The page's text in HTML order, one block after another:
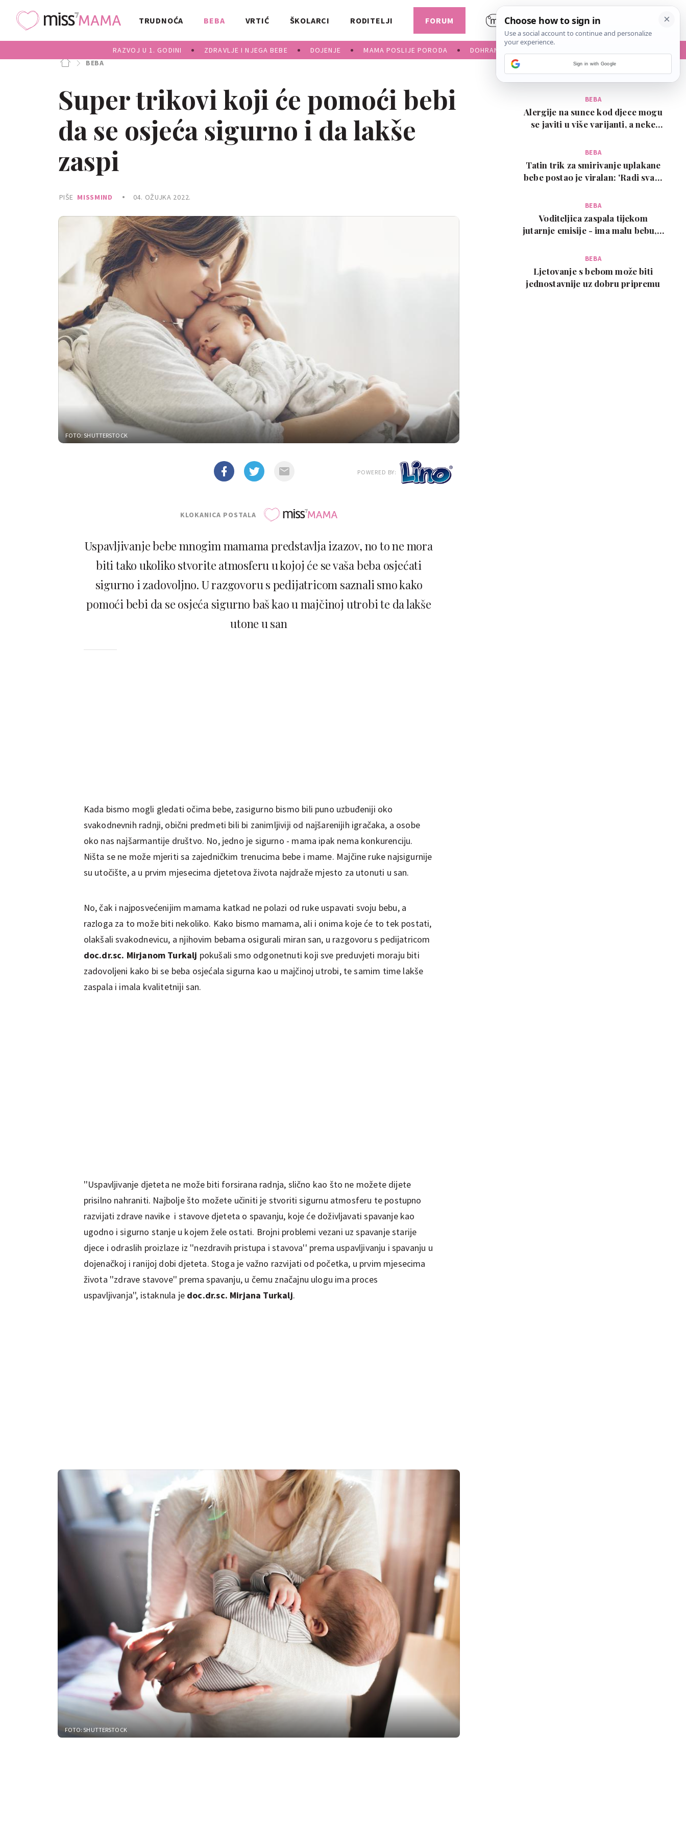
TRUDNOĆA BEBA
RAZVOJ U 1. GODINI ZDRAVLJE I NJEGA BEBE DOJENJE MAMA POSLIJE PORODA DOHRANA
VRTIĆ ŠKOLARCI RODITELJI FORUM
BEBA
Super trikovi koji će pomoći bebi
da se osjeća sigurno i da lakše
zaspi
PIŠE MISSMIND 04. OŽUJKA 2022.
FOTO: SHUTTERSTOCK
POWERED BY:
KLOKANICA POSTALA
Uspavljivanje bebe mnogim mamama predstavlja izazov, no to ne mora
biti tako ukoliko stvorite atmosferu u kojoj će se vaša beba osjećati
sigurno i zadovoljno. U razgovoru s pedijatricom saznali smo kako
pomoći bebi da se osjeća sigurno baš kao u majčinoj utrobi te da lakše
utone u san
Kada bismo mogli gledati očima bebe, zasigurno bismo bili puno uzbuđeniji oko
svakodnevnih radnji, obični predmeti bili bi zanimljiviji od najšarenijih igračaka, a osobe
oko nas najšarmantije društvo. No, jedno je sigurno - mama ipak nema konkurenciju.
Ništa se ne može mjeriti sa zajedničkim trenucima bebe i mame. Majčine ruke najsigurnije
su utočište, a u prvim mjesecima djetetova života najdraže mjesto za utonuti u san.
No, čak i najposvećenijim mamama katkad ne polazi od ruke uspavati svoju bebu, a
razloga za to može biti nekoliko. Kako bismo mamama, ali i onima koje će to tek postati,
olakšali svakodnevicu, a njihovim bebama osigurali miran san, u razgovoru s pedijatricom
doc.dr.sc. Mirjanom Turkalj pokušali smo odgonetnuti koji sve preduvjeti moraju biti
zadovoljeni kako bi se beba osjećala sigurna kao u majčinoj utrobi, te samim time lakše
zaspala i imala kvalitetniji san.
''Uspavljivanje djeteta ne može biti forsirana radnja, slično kao što ne možete dijete
prisilno nahraniti. Najbolje što možete učiniti je stvoriti sigurnu atmosferu te postupno
razvijati zdrave navike i stavove djeteta o spavanju, koje će doživljavati spavanje kao
ugodno i sigurno stanje u kojem žele ostati. Brojni problemi vezani uz spavanje starije
djece i odraslih proizlaze iz ''nezdravih pristupa i stavova'' prema uspavljivanju i spavanju u
dojenačkoj i ranijoj dobi djeteta. Stoga je važno razvijati od početka, u prvim mjesecima
života ''zdrave stavove'' prema spavanju, u čemu značajnu ulogu ima proces
uspavljivanja'', istaknula jedoc.dr.sc. Mirjana Turkalj.
FOTO: SHUTTERSTOCK
NAJČITANIJE
BEBA
Alergije na sunce kod djece mogu
se javiti u više varijanti, a neke
BEBA
Tatin trik za smirivanje uplakane
bebe postao je viralan: 'Radi svaki
BEBA
Voditeljica zaspala tijekom
jutarnje emisije - ima malu bebu, a
BEBA
Ljetovanje s bebom može biti
jednostavnije uz dobru pripremu
Sign in with Google